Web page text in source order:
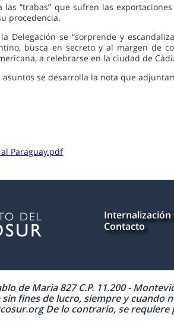
las “trabas” que sufren las
procedencia.
Delegación se “sorprende y
busca en secreto y al margen de
a celebrarse en la ciudad de
asuntos se desarrolla la nota que
Paraguay.pdf
Contacto
de Maria 827 C.P. 11.200 -
fines de lucro, siempre y
De lo contrario, se